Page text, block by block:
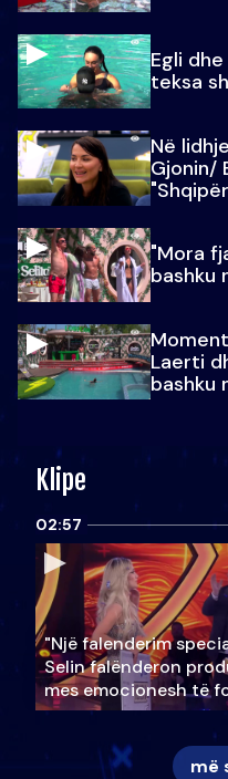
Egli
teksa
Në
Gjonin/
"Mora
bashku
Laerti
bashku
Klipe
02:57
"Një falenderim
Selin falënderon
mes emocionesh të
më